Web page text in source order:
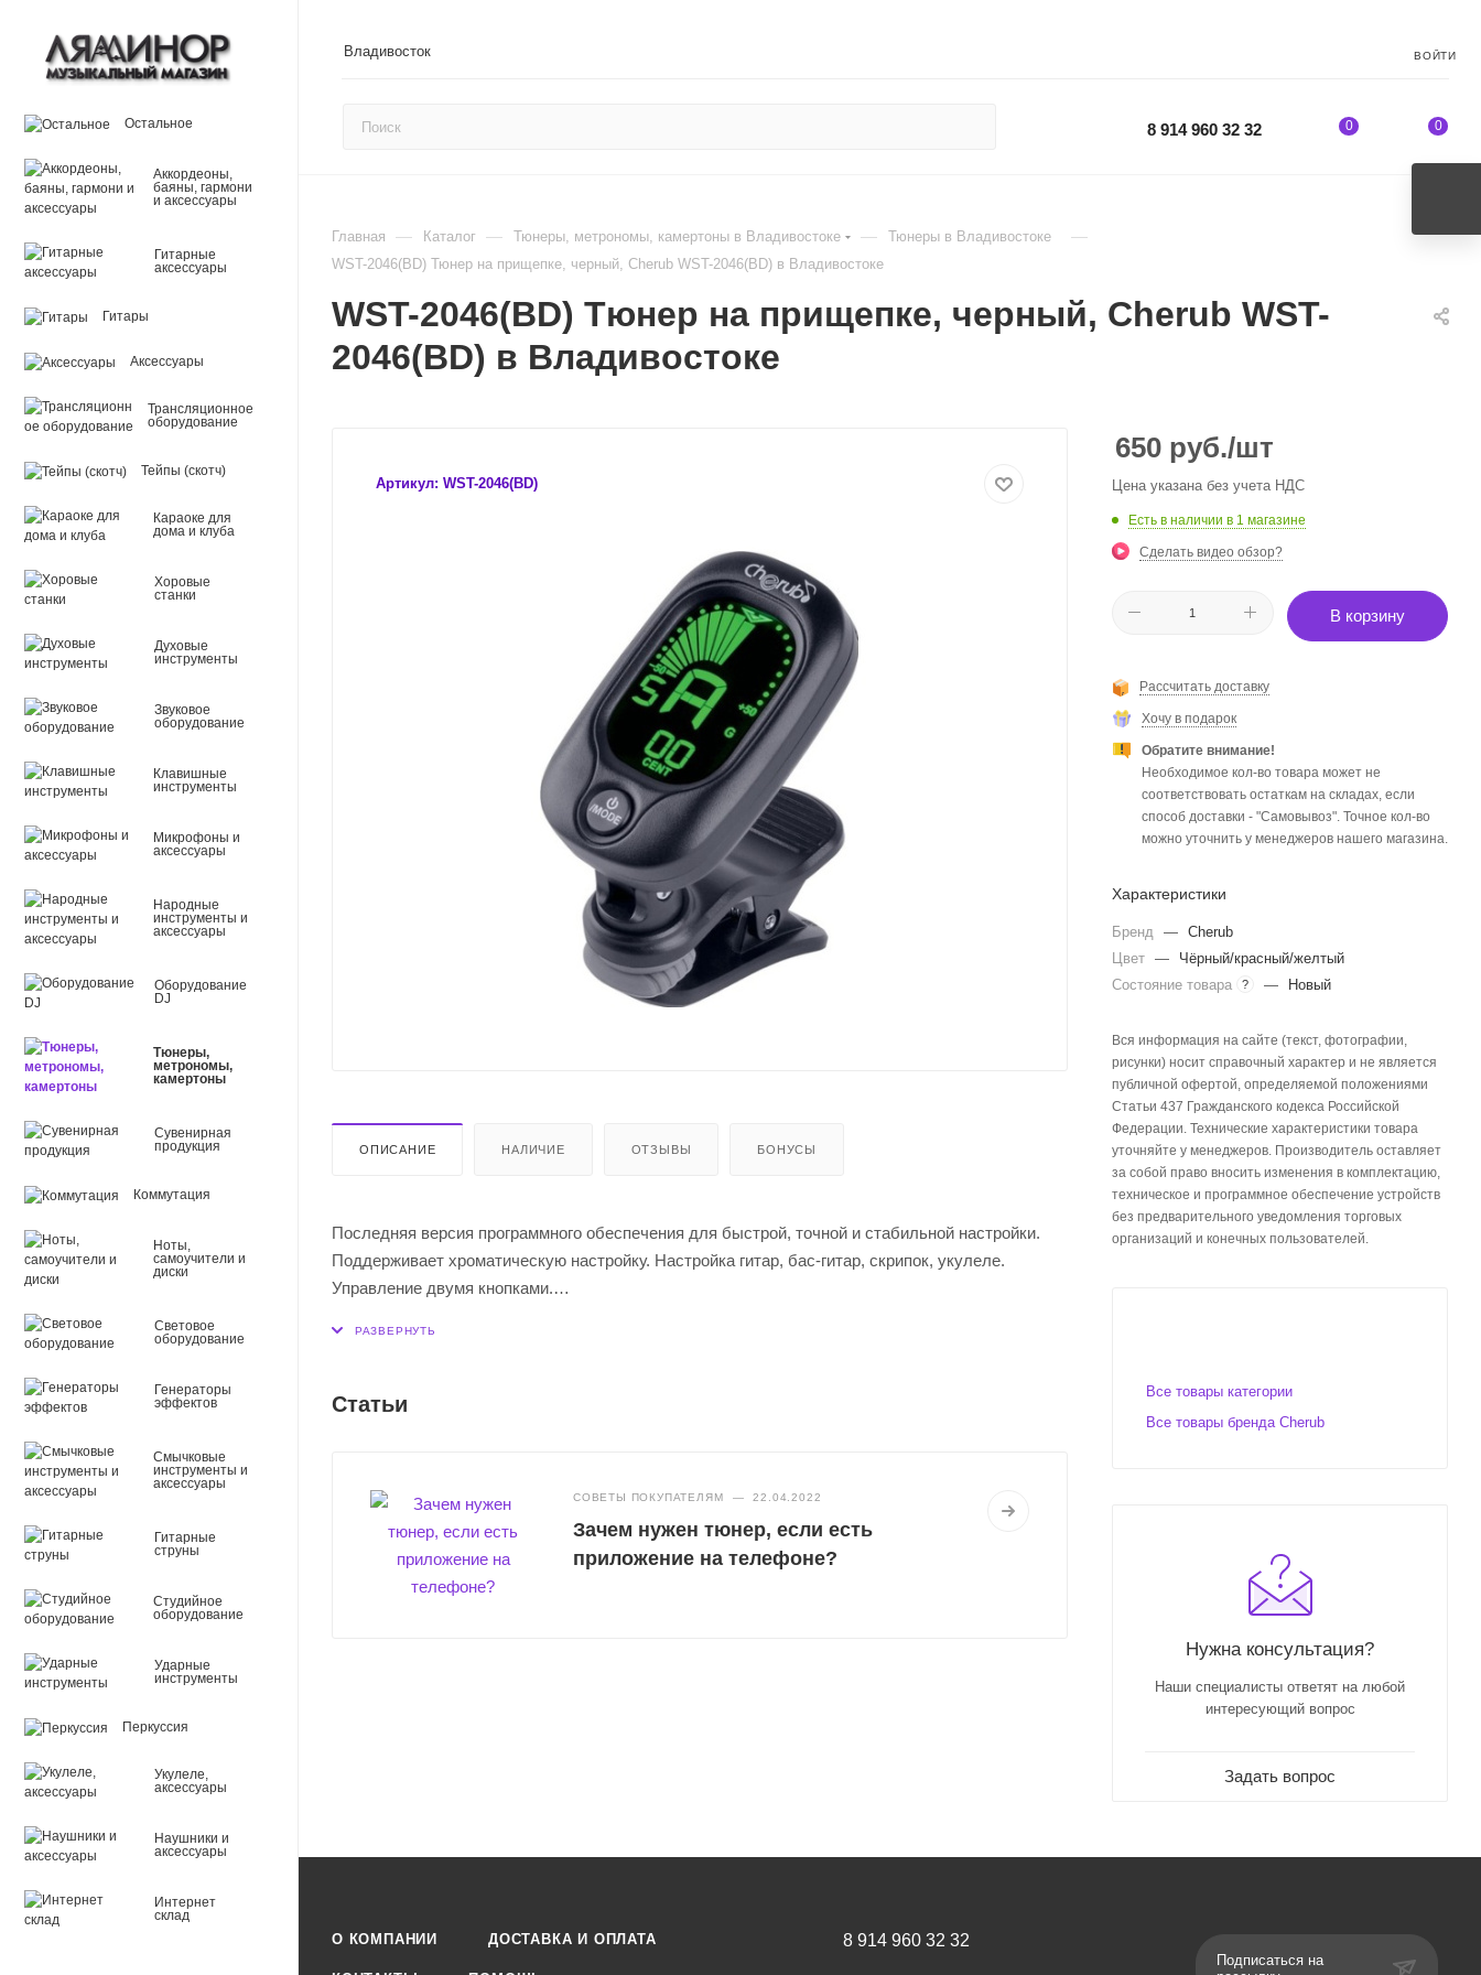
Владивосток ВОЙТИ
8 914 960 32 32 0 0
Остальное
Аккордеоны,
баяны, гармони
и аксессуары
Гитарные
аксессуары
Гитары
Аксессуары
Трансляционное
оборудование
Тейпы (скотч)
Караоке для
дома и клуба
Хоровые
станки
Духовые
инструменты
Звуковое
оборудование
Клавишные
инструменты
Микрофоны и
аксессуары
Народные
инструменты и
аксессуары
Оборудование
DJ
Тюнеры,
метрономы,
камертоны
Сувенирная
продукция
Коммутация
Ноты,
самоучители и
диски
Световое
оборудование
Генераторы
эффектов
Смычковые
инструменты и
аксессуары
Гитарные
струны
Студийное
оборудование
Ударные
инструменты
Перкуссия
Укулеле,
аксессуары
Наушники и
аксессуары
Интернет
склад
Главная — Каталог — Тюнеры, метрономы, камертоны в Владивостоке — Тюнеры в Владивостоке —
WST-2046(BD) Тюнер на прищепке, черный, Cherub WST-2046(BD) в Владивостоке
WST-2046(BD) Тюнер на прищепке, черный, Cherub WST-
2046(BD) в Владивостоке
Артикул: WST-2046(BD)
ОПИСАНИЕ НАЛИЧИЕ ОТЗЫВЫ БОНУСЫ
Последняя версия программного обеспечения для быстрой, точной и стабильной настройки.
Поддерживает хроматическую настройку. Настройка гитар, бас-гитар, скрипок, укулеле.
Управление двумя кнопками.
Диапазон настройки: Ля субконтр октавы (A0, 27,5 Гц) – До пятой октавы (С8, 4186 Гц).
Определение звука: клипса.
Понижение на полутон: b, bb.
Дисплей: цветной ЖК-дисплей.
Метод настройки: автоматический.
Статьи
СОВЕТЫ ПОКУПАТЕЛЯМ — 22.04.2022
Зачем нужен тюнер, если есть
приложение на телефоне?
650 руб./шт
Цена указана без учета НДС
Есть в наличии в 1 магазине
Сделать видео обзор?
В корзину
Рассчитать доставку
Хочу в подарок
Обратите внимание!
Необходимое кол-во товара может не
соответствовать остаткам на складах, если
способ доставки - "Самовывоз". Точное кол-во
можно уточнить у менеджеров нашего магазина.
Характеристики
Бренд — Cherub
Цвет —
Чёрный/красный/желтый
Состояние товара
? — Новый
Вся информация на сайте (текст, фотографии,
рисунки) носит справочный характер и не является
публичной офертой, определяемой положениями
Статьи 437 Гражданского кодекса Российской
Федерации. Технические характеристики товара
уточняйте у менеджеров. Производитель оставляет
за собой право вносить изменения в комплектацию,
техническое и программное обеспечение устройств
без предварительного уведомления торговых
организаций и конечных пользователей.
Все товары категории
Все товары бренда Cherub
Нужна консультация?
Наши специалисты ответят на любой
интересующий вопрос
Задать вопрос
О КОМПАНИИ ДОСТАВКА И ОПЛАТА 8 914 960 32 32
Подписаться на